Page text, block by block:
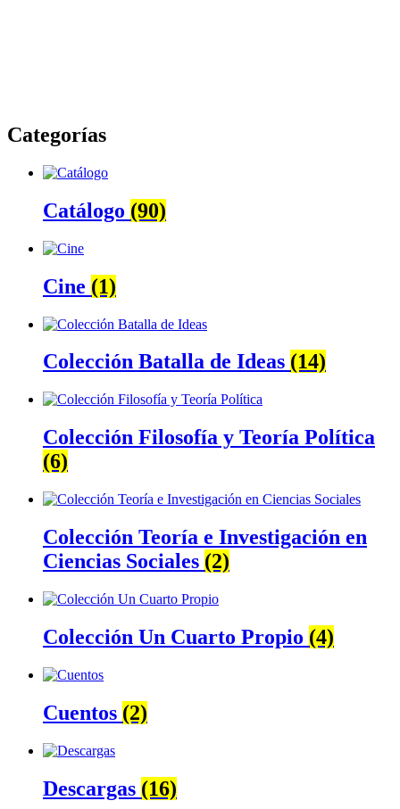
Categorías
Catálogo (90)
Cine (1)
Colección Batalla de Ideas (14)
Colección Filosofía y Teoría Política
(6)
Colección Teoría e Investigación en
Ciencias Sociales (2)
Colección Un Cuarto Propio (4)
Cuentos (2)
Descargas (16)